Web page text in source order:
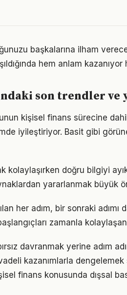
başkalarına ilham
hem anlam kazanıyor
son trendler
kişisel finans sürecine
iyileştiriyor. Basit gibi
kolaylaşırken doğru bilgiyi
yararlanmak büyük
her adım, bir sonraki adımı
zamanla
davranmak yerine adım
kazanımlarla
finans konusunda dışsal